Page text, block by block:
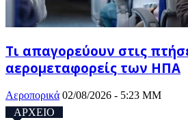
Τι απαγορεύουν στις
αερομεταφορείς των ΗΠΑ
Αεροπορικά 02/08/2026 - 5:23 ΜΜ
ΑΡΧΕΙΟ